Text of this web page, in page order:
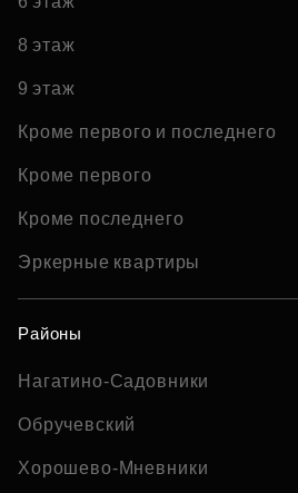
8 этаж
9 этаж
Кроме первого и последнего
Кроме первого
Кроме последнего
Эркерные квартиры
Районы
Нагатино-Садовники
Обручевский
Хорошево-Мневники